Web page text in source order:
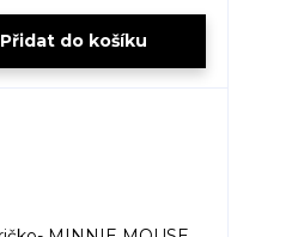
Přidat do košíku